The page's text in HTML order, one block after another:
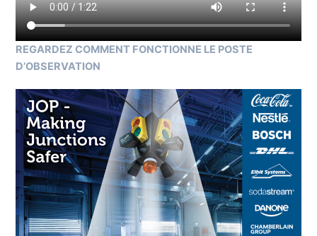
REGARDEZ COMMENT FONCTIONNE LE POSTE
D’OBSERVATION